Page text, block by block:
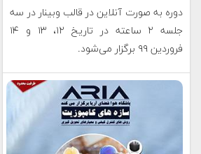
دوره به صورت آنلاین در قالب وبینار در سه
جلسه ۲ ساعته در تاریخ ۱۲، ۱۳ و ۱۴
فروردین ۹۹ برگزار می‌شود.